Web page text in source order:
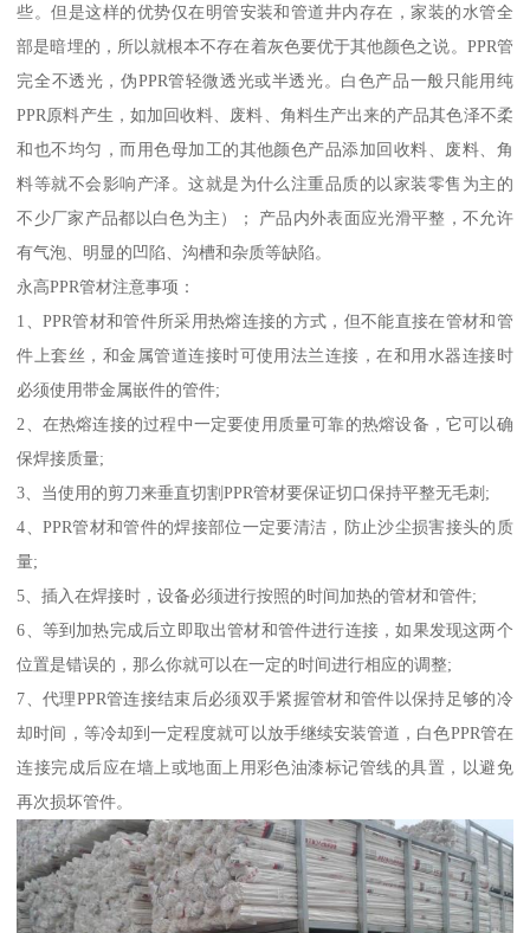
些。但是这样的优势仅在明管安装和管道井内存在，家装的水管全
部是暗埋的，所以就根本不存在着灰色要优于其他颜色之说。PPR管
完全不透光，伪PPR管轻微透光或半透光。白色产品一般只能用纯
PPR原料产生，如加回收料、废料、角料生产出来的产品其色泽不柔
和也不均匀，而用色母加工的其他颜色产品添加回收料、废料、角
料等就不会影响产泽。这就是为什么注重品质的以家装零售为主的
不少厂家产品都以白色为主）； 产品内外表面应光滑平整，不允许
有气泡、明显的凹陷、沟槽和杂质等缺陷。
永高PPR管材注意事项：
1、PPR管材和管件所采用热熔连接的方式，但不能直接在管材和管
件上套丝，和金属管道连接时可使用法兰连接，在和用水器连接时
必须使用带金属嵌件的管件;
2、在热熔连接的过程中一定要使用质量可靠的热熔设备，它可以确
保焊接质量;
3、当使用的剪刀来垂直切割PPR管材要保证切口保持平整无毛刺;
4、PPR管材和管件的焊接部位一定要清洁，防止沙尘损害接头的质
量;
5、插入在焊接时，设备必须进行按照的时间加热的管材和管件;
6、等到加热完成后立即取出管材和管件进行连接，如果发现这两个
位置是错误的，那么你就可以在一定的时间进行相应的调整;
7、代理PPR管连接结束后必须双手紧握管材和管件以保持足够的冷
却时间，等冷却到一定程度就可以放手继续安装管道，白色PPR管在
连接完成后应在墙上或地面上用彩色油漆标记管线的具置，以避免
再次损坏管件。